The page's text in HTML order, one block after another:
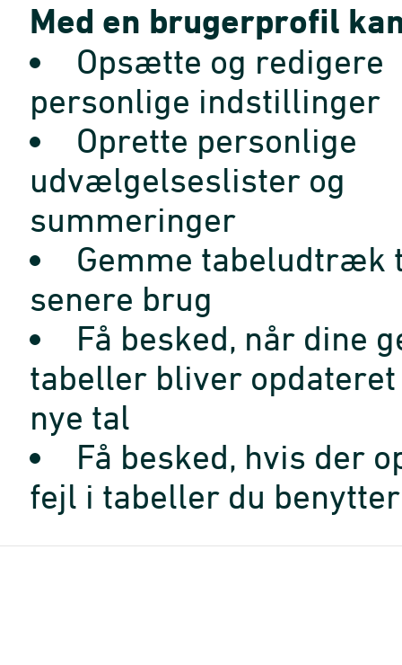
Med en brugerprofil
Opsætte og redigere
personlige indstillinger
Oprette personlige
udvælgelseslister og
summeringer
Gemme tabeludtræk
senere brug
Få besked, når dine
tabeller bliver opdateret
nye tal
Få besked, hvis der
fejl i tabeller du benytter